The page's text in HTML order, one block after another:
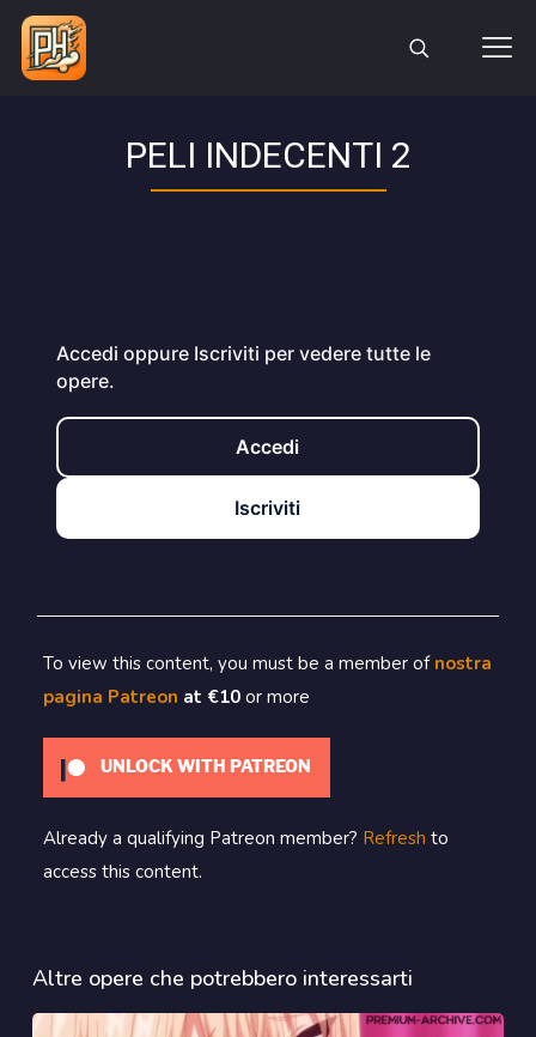
PELI INDECENTI 2
Accedi oppure Iscriviti per vedere tutte le
opere.
Accedi
Iscriviti
To view this content, you must be a member of nostra
pagina Patreon at €10 or more
UNLOCK WITH PATREON
Already a qualifying Patreon member? Refresh to
access this content.
Altre opere che potrebbero interessarti